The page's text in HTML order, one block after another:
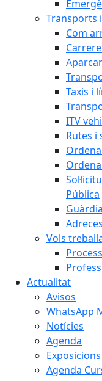
Transports
Com
Taxis i
ITV
Rutes i
Pública
Vols
Actualitat
Avisos
WhatsApp
Notícies
Agenda
Exposicions
Agenda